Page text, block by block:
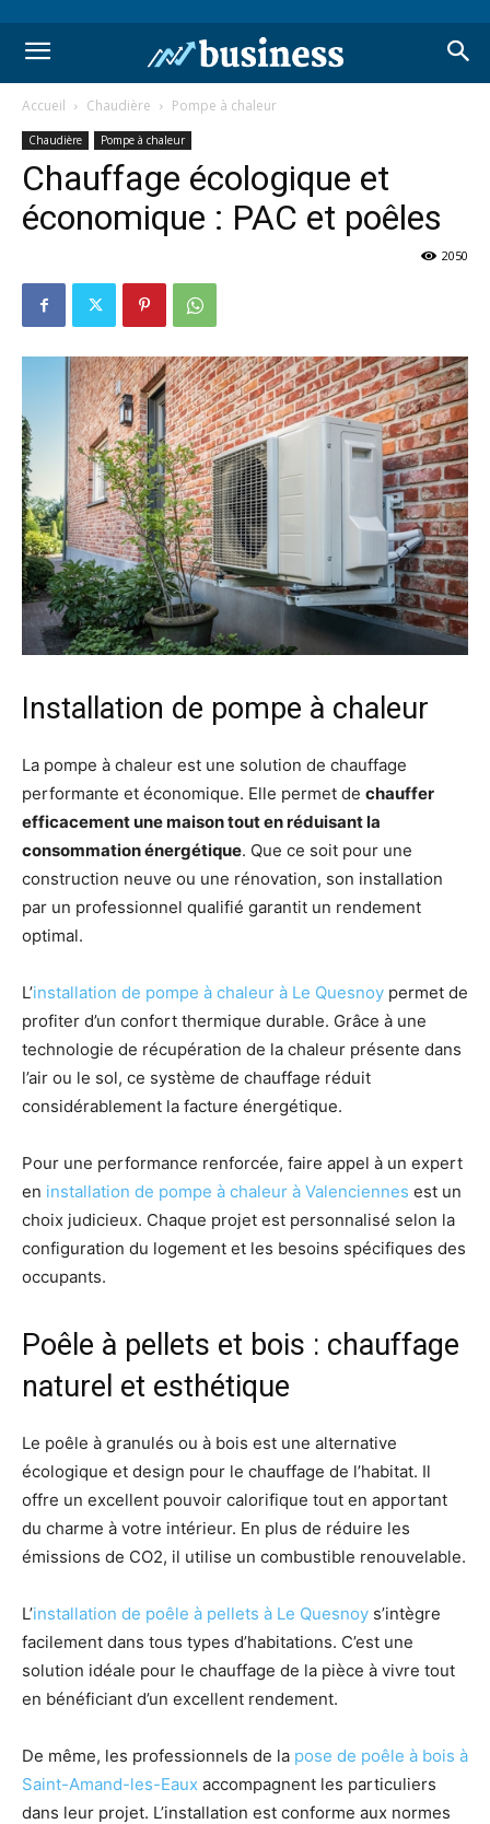
Accueil Chaudière Pompe à chaleur
Chaudière Pompe à chaleur
Chauffage écologique et
économique : PAC et poêles
2050
Installation de pompe à chaleur
La pompe à chaleur est une solution de chauffage
performante et économique. Elle permet de chauffer
efficacement une maison tout en réduisant la
consommation énergétique. Que ce soit pour une
construction neuve ou une rénovation, son installation
par un professionnel qualifié garantit un rendement
optimal.
L’installation de pompe à chaleur à Le Quesnoy permet de
profiter d’un confort thermique durable. Grâce à une
technologie de récupération de la chaleur présente dans
l’air ou le sol, ce système de chauffage réduit
considérablement la facture énergétique.
Pour une performance renforcée, faire appel à un expert
en installation de pompe à chaleur à Valenciennes est un
choix judicieux. Chaque projet est personnalisé selon la
configuration du logement et les besoins spécifiques des
occupants.
Poêle à pellets et bois : chauffage
naturel et esthétique
Le poêle à granulés ou à bois est une alternative
écologique et design pour le chauffage de l’habitat. Il
offre un excellent pouvoir calorifique tout en apportant
du charme à votre intérieur. En plus de réduire les
émissions de CO2, il utilise un combustible renouvelable.
L’installation de poêle à pellets à Le Quesnoy s’intègre
facilement dans tous types d’habitations. C’est une
solution idéale pour le chauffage de la pièce à vivre tout
en bénéficiant d’un excellent rendement.
De même, les professionnels de la pose de poêle à bois à
Saint-Amand-les-Eaux accompagnent les particuliers
dans leur projet. L’installation est conforme aux normes